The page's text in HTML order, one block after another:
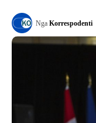
Nga Korrespodenti